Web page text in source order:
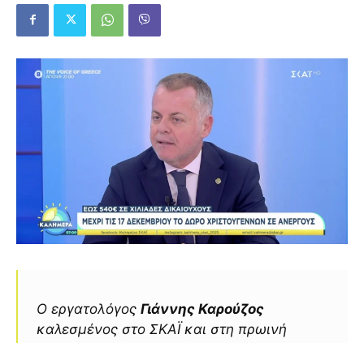
Ο εργατολόγος Γιάννης Καρούζος
καλεσμένος στο ΣΚΑΪ και στη πρωινή